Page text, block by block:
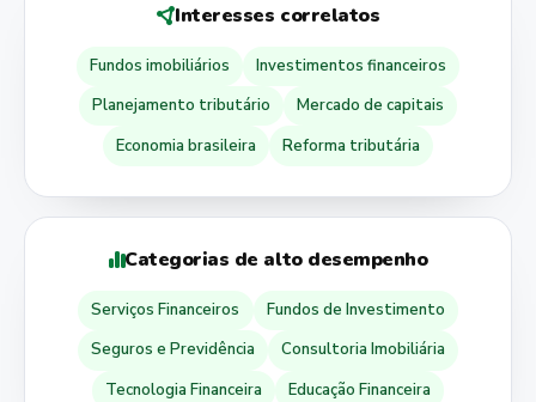
Interesses correlatos
Fundos imobiliários
Investimentos financeiros
Planejamento tributário
Mercado de capitais
Economia brasileira
Reforma tributária
Categorias de alto desempenho
Serviços Financeiros
Fundos de Investimento
Seguros e Previdência
Consultoria Imobiliária
Tecnologia Financeira
Educação Financeira